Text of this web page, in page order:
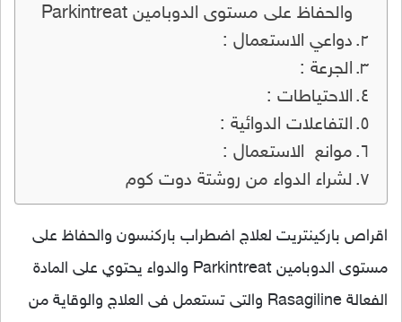
والحفاظ على مستوى الدوبامين Parkintreat
دواعي الاستعمال :
الجرعة :
الاحتياطات :
التفاعلات الدوائية :
موانع الاستعمال :
لشراء الدواء من روشتة دوت كوم
اقراص باركينتريت لعلاج اضطراب باركنسون والحفاظ على
مستوى الدوبامين Parkintreat والدواء يحتوي على المادة
الفعالة Rasagiline والتى تستعمل فى العلاج والوقاية من